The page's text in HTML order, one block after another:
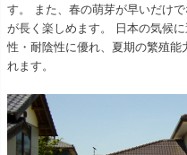
す。 また、春の萌芽が早いだけ
が長く楽しめます。 日本の気候
性・耐陰性に優れ、夏期の繁殖
れます。